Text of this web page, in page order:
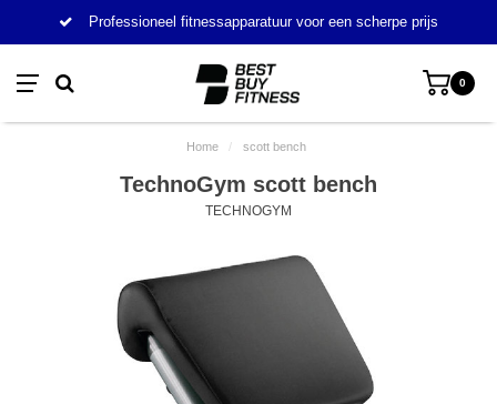
Professioneel fitnessapparatuur voor een scherpe prijs
0
Home / scott bench
TechnoGym scott bench
TECHNOGYM